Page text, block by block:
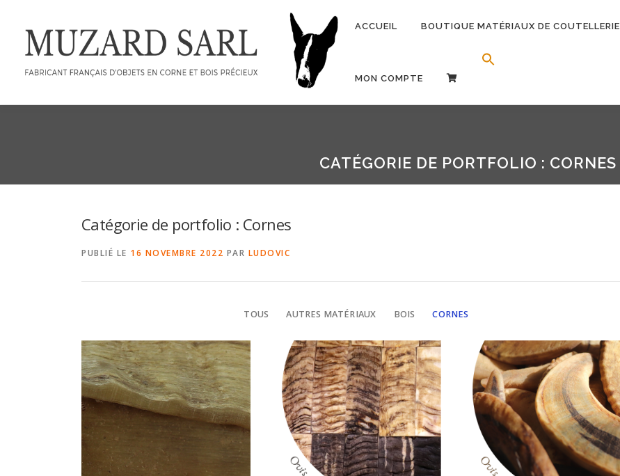
ACCUEIL BOUTIQUE MATÉRIAUX DE COUTELLERIE
MON COMPTE
CATÉGORIE DE PORTFOLIO : CORNES
Catégorie de portfolio : Cornes
PUBLIÉ LE 16 NOVEMBRE 2022 PAR LUDOVIC
TOUS AUTRES MATÉRIAUX BOIS CORNES